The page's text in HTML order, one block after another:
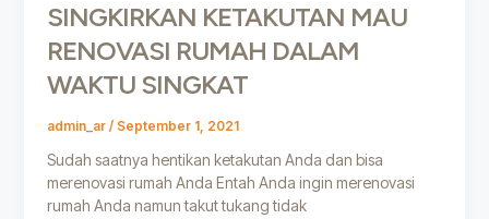
SINGKIRKAN KETAKUTAN MAU
RENOVASI RUMAH DALAM
WAKTU SINGKAT
admin_ar / September 1, 2021
Sudah saatnya hentikan ketakutan Anda dan bisa
merenovasi rumah Anda Entah Anda ingin merenovasi
rumah Anda namun takut tukang tidak